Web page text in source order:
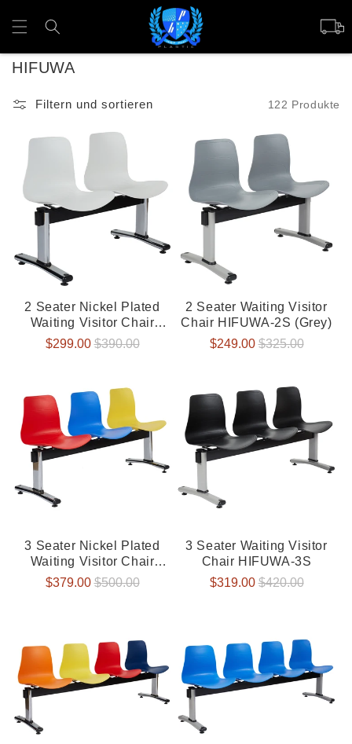
zum
Inhalt
K
t
:
HIFUWA
Filtern und sortieren 122 Produkte
2 Seater Nickel Plated
Waiting Visitor Chair
HIFUWA-2S
Verkaufspreis
$299.00 Normaler
$390.00
2 Seater Waiting Visitor
Chair HIFUWA-2S (Grey)
Verkaufspreis
$249.00 Normaler
$325.00
3 Seater Nickel Plated
Waiting Visitor Chair
HIFUWA-3S
Verkaufspreis
$379.00 Normaler
$500.00
3 Seater Waiting Visitor
Chair HIFUWA-3S
Verkaufspreis
$319.00 Normaler
$420.00